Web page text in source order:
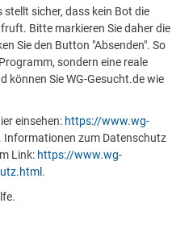
stellt sicher, dass kein Bot die
Bitte markieren Sie daher die
Sie den Button "Absenden". So
sondern eine reale
können Sie WG-Gesucht.de wie
einsehen: https://www.wg-
. Informationen zum Datenschutz
Link: https://www.wg-
.